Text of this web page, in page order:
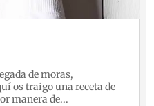
de moras,
os traigo una receta de
manera de...